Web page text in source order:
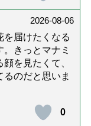
2026-08-06
を届けたくなる
きっとマナミ
を見たくて、
のだと思いま
0